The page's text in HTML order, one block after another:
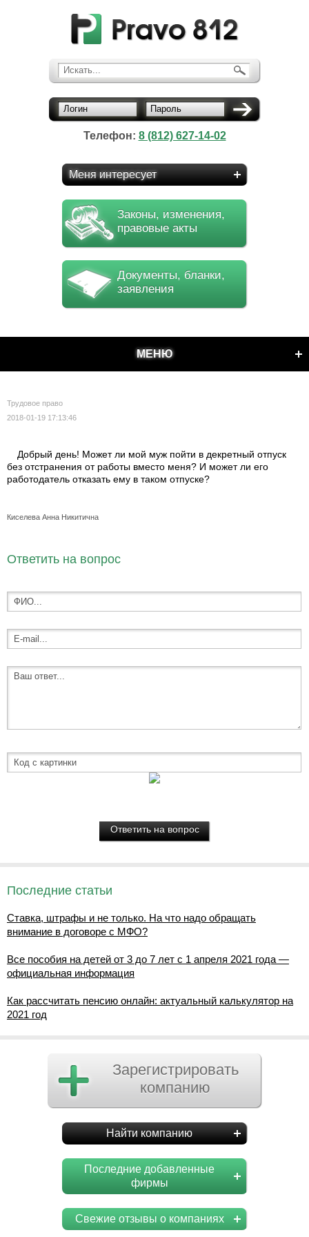
Искать...
Логин Пароль
Телефон: 8 (812) 627-14-02
Меня интересует
Законы, изменения,
правовые акты
Документы, бланки,
заявления
МЕНЮ
Трудовое право
2018-01-19 17:13:46
Добрый день! Может ли мой муж пойти в декретный отпуск
без отстранения от работы вместо меня? И может ли его
работодатель отказать ему в таком отпуске?
Киселева Анна Никитична
Ответить на вопрос
Последние статьи
Ставка, штрафы и не только. На что надо обращать
внимание в договоре с МФО?
Все пособия на детей от 3 до 7 лет с 1 апреля 2021 года —
официальная информация
Как рассчитать пенсию онлайн: актуальный калькулятор на
2021 год
Зарегистрировать
компанию
Найти компанию
Последние добавленные
фирмы
Свежие отзывы о компаниях